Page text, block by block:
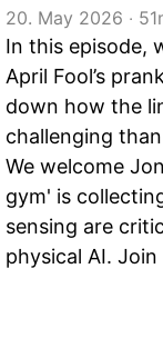
20. May 2026 ‧
In this episode,
April Fool’s
down how the
challenging
We welcome
gym' is
sensing are
physical AI.